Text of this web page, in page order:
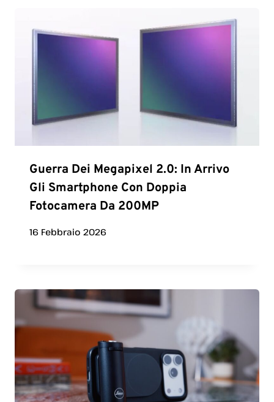
Guerra Dei Megapixel 2.0: In Arrivo
Gli Smartphone Con Doppia
Fotocamera Da 200MP
16 Febbraio 2026